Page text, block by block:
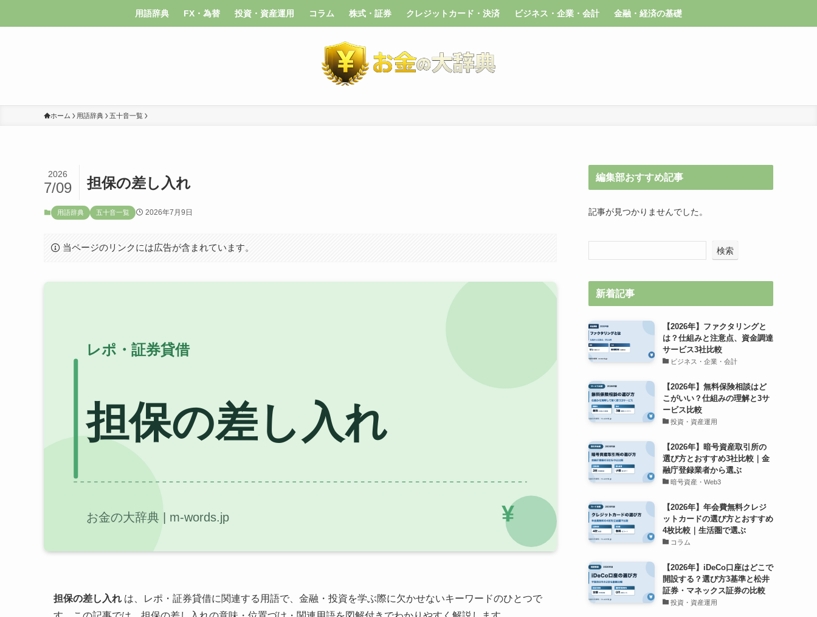
用語辞典 FX・為替 投資・資産運用 コラム 株式・証券 クレジットカード・決済 ビジネス・企業・会計 金融・経済の基礎
ホーム 用語辞典 五十音一覧
担保の差し入れ
2026
7/09
用語辞典 五十音一覧 2026年7月9日
当ページのリンクには広告が含まれています。
担保の差し入れ は、レポ・証券貸借に関連する用語で、金融・投資を学ぶ際に欠かせないキーワードのひとつで
編集部おすすめ記事
記事が見つかりませんでした。
検索
新着記事
【2026年】ファクタリングと
は？仕組みと注意点、資金調達
サービス3社比較
ビジネス・企業・会計
【2026年】無料保険相談はど
こがいい？仕組みの理解と3サ
ービス比較
投資・資産運用
【2026年】暗号資産取引所の
選び方とおすすめ3社比較｜金
融庁登録業者から選ぶ
暗号資産・Web3
【2026年】年会費無料クレジ
ットカードの選び方とおすすめ
4枚比較｜生活圏で選ぶ
コラム
【2026年】iDeCo口座はどこで
開設する？選び方3基準と松井
証券・マネックス証券の比較
投資・資産運用